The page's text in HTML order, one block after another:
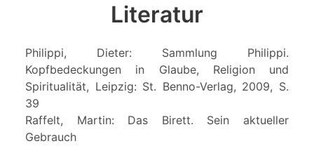
Literatur
Philippi, Dieter: Sammlung Philippi.
Kopfbedeckungen in Glaube, Religion und
Spiritualität, Leipzig: St. Benno-Verlag, 2009, S.
39
Raffelt, Martin: Das Birett. Sein aktueller
Gebrauch